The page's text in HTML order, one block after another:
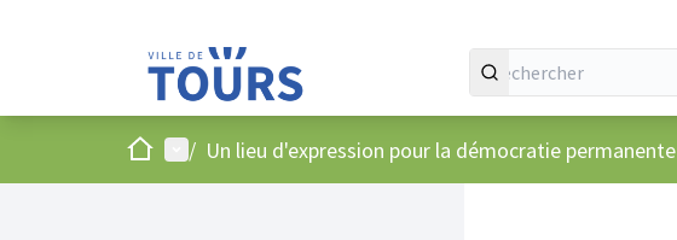
AccueilMenu principal
/ Un lieu d'expression pour la démocratie permanente